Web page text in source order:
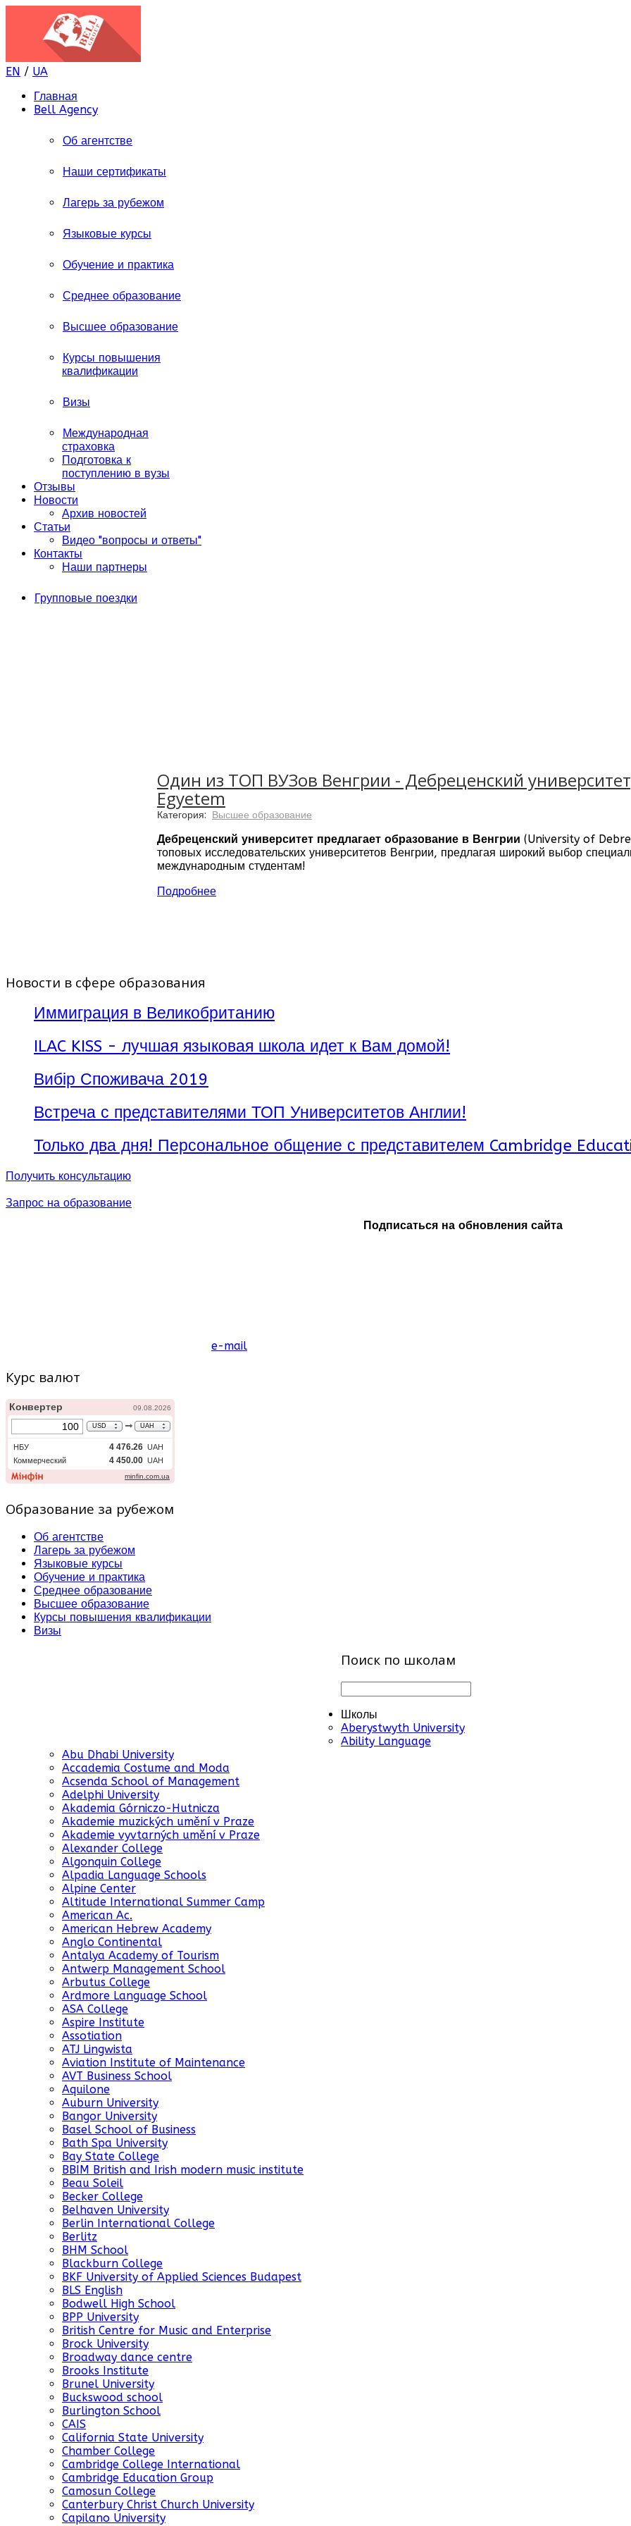
EN / UA
Главная
Bell Agency
Об агентстве
Наши сертификаты
Лагерь за рубежом
Языковые курсы
Обучение и практика
Среднее образование
Высшее образование
Курсы повышения
квалификации
Визы
Международная
страховка
Подготовка к
поступлению в вузы
Отзывы
Новости
Архив новостей
Статьи
Видео "вопросы и ответы"
Контакты
Наши партнеры
Групповые поездки
Один из ТОП ВУЗов Венгрии - Дебреценский
Egyetem
Категория: Высшее образование
Дебреценский университет предлагает образование в Венгрии (University of
топовых исследовательских университетов Венгрии, предлагая широкий выбор
международным студентам!
Дебреценский университет University of Debrecen (Debreceni Egyetem) это - 1500
Подробнее
Новости в сфере образования
Иммиграция в Великобританию
ILAC KISS - лучшая языковая школа идет к Вам домой!
Вибір Споживача 2019
Встреча с представителями ТОП Университетов Англии!
Только два дня! Персональное общение с представителем Cambridge
Получить консультацию
Запрос на образование
Подписаться на обновления сайта
e-mail
Курс валют
Образование за рубежом
Об агентстве
Лагерь за рубежом
Языковые курсы
Обучение и практика
Среднее образование
Высшее образование
Курсы повышения квалификации
Визы
Поиск по школам
Школы
Aberystwyth University
Ability Language
Abu Dhabi University
Accademia Costume and Moda
Acsenda School of Management
Adelphi University
Akademia Górniczo-Hutnicza
Akademie muzických umění v Praze
Akademie vyvtarných umění v Praze
Alexander College
Algonquin College
Alpadia Language Schools
Alpine Center
Altitude International Summer Camp
American Ac.
American Hebrew Academy
Anglo Continental
Antalya Academy of Tourism
Antwerp Management School
Arbutus College
Ardmore Language School
ASA College
Aspire Institute
Assotiation
ATJ Lingwista
Aviation Institute of Maintenance
AVT Business School
Aquilone
Auburn University
Bangor University
Basel School of Business
Bath Spa University
Bay State College
BBIM British and Irish modern music institute
Beau Soleil
Becker College
Belhaven University
Berlin International College
Berlitz
BHM School
Blackburn College
BKF University of Applied Sciences Budapest
BLS English
Bodwell High School
BPP University
British Centre for Music and Enterprise
Brock University
Broadway dance centre
Brooks Institute
Brunel University
Buckswood school
Burlington School
CAIS
California State University
Chamber College
Cambridge College International
Cambridge Education Group
Camosun College
Canterbury Christ Church University
Capilano University